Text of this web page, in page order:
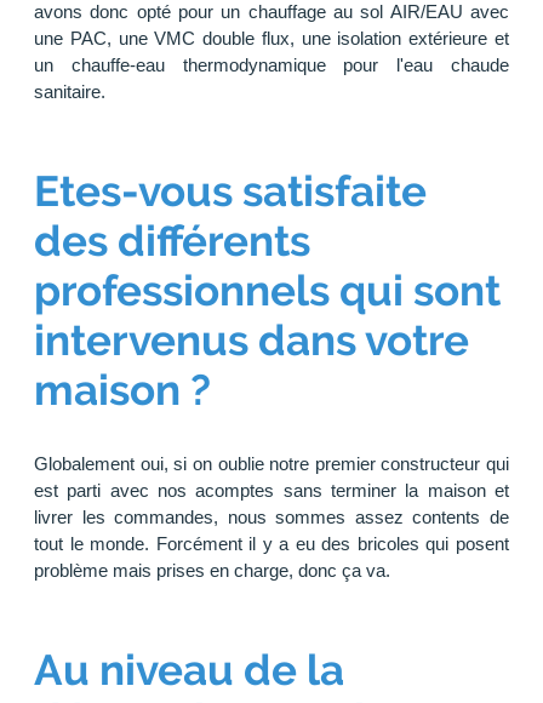
avons donc opté pour un chauffage au sol AIR/EAU avec
une PAC, une VMC double flux, une isolation extérieure et
un chauffe-eau thermodynamique pour l'eau chaude
sanitaire.
Etes-vous satisfaite
des différents
professionnels qui sont
intervenus dans votre
maison ?
Globalement oui, si on oublie notre premier constructeur qui
est parti avec nos acomptes sans terminer la maison et
livrer les commandes, nous sommes assez contents de
tout le monde. Forcément il y a eu des bricoles qui posent
problème mais prises en charge, donc ça va.
Au niveau de la